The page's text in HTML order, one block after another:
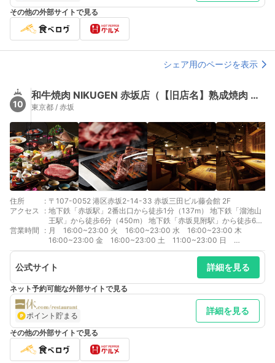
その他の外部サイトで見る
シェア用のページを表示
10
和牛焼肉 NIKUGEN 赤坂店（【旧店名】熟成焼肉 肉源）
東京都 / 赤坂
住所 : 〒107-0052 港区赤坂2-14-33 赤坂三田ビル藤会館 2F
アクセス
: 地下鉄「赤坂駅」2番出口から徒歩1分（137m） 地下鉄「溜池山
王駅」から徒歩6分（450m） 地下鉄「赤坂見附駅」から徒歩6分
（550m）
営業時間 : 月 16:00~23:00 火 16:00~23:00 水 16:00~23:00 木
16:00~23:00 金 16:00~23:00 土 11:00~23:00 日
11:00~23:00 フードL.O.は22:00、ドリンクL.O.は22:30
公式サイト 詳細を見る
ネット予約可能な外部サイトで見る
ポイント貯まる 詳細を見る
その他の外部サイトで見る